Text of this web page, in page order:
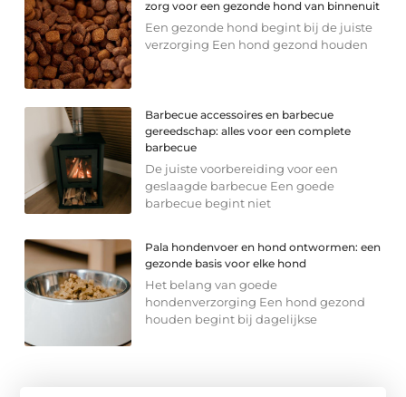
zorg voor een gezonde hond van binnenuit
Een gezonde hond begint bij de juiste
verzorging Een hond gezond houden
Barbecue accessoires en barbecue
gereedschap: alles voor een complete
barbecue
De juiste voorbereiding voor een
geslaagde barbecue Een goede
barbecue begint niet
Pala hondenvoer en hond ontwormen: een
gezonde basis voor elke hond
Het belang van goede
hondenverzorging Een hond gezond
houden begint bij dagelijkse